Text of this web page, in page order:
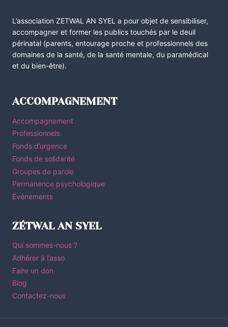
L’association ZETWAL AN SYEL a pour objet de sensibiliser,
accompagner et former les publics touchés par le deuil
périnatal (parents, entourage proche et professionnels des
domaines de la santé, de la santé mentale, du paramédical
et du bien-être).
ACCOMPAGNEMENT
Accompagnement
Professionnels
Fonds d’urgence
Fonds de solidarité
Groupes de parole
Permanence psychologique
Événements
ZÉTWAL AN SYEL
Qui sommes-nous ?
Adhérer à l’asso
Faire un don
Blog
Contactez-nous